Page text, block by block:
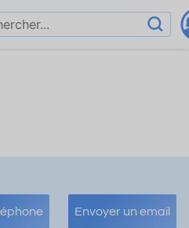
Envoyer un email